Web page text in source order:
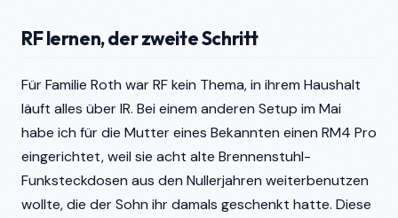
RF lernen, der zweite Schritt
Für Familie Roth war RF kein Thema, in ihrem Haushalt
läuft alles über IR. Bei einem anderen Setup im Mai
habe ich für die Mutter eines Bekannten einen RM4 Pro
eingerichtet, weil sie acht alte Brennenstuhl-
Funksteckdosen aus den Nullerjahren weiterbenutzen
wollte, die der Sohn ihr damals geschenkt hatte. Diese